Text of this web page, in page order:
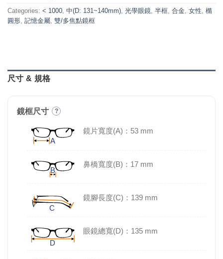
Categories: < 1000, 中(D: 131~140mm), 光學眼鏡, 半框, 合金, 女性, 橢
圓形, 記憶金屬, 雙/多焦點鏡框
尺寸 & 規格
鏡框尺寸 ?
鏡片寬度(A)：53 mm
鼻橋寬度(B)：17 mm
鏡腳長度(C)：139 mm
眼鏡總寬(D)：135 mm